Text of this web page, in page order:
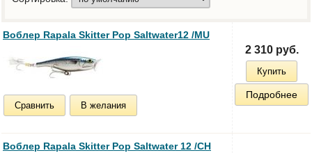
Воблер Rapala Skitter Pop Saltwater12 /MU
Сравнить В желания
2 310 руб.
Купить
Подробнее
Воблер Rapala Skitter Pop Saltwater 12 /CH